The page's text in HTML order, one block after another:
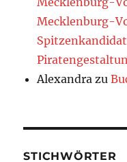
Mecklenburg-
Alexandra zu
STICHWÖRTER